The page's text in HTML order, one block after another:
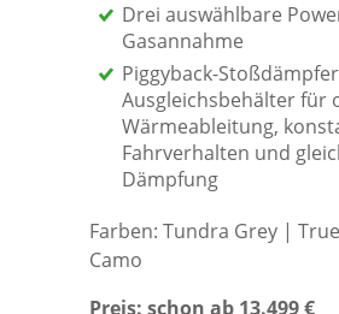
Drei auswählbare
Gasannahme
Piggyback-
Ausgleichsbehälter für
Wärmeableitung,
Fahrverhalten und
Dämpfung
Farben: Tundra Grey |
Camo
Preis: schon ab 13.499 €